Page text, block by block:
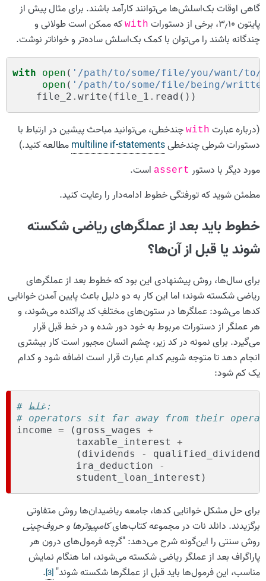
گاهی اوقات بک‌اسلش‌ها می‌توانند کارآمد باشند. برای مثال پیش از
پایتون ۳٫۱۰، برخی از دستورات
with که ممکن است طولانی و
چندگانه باشند را می‌توان با کمک بک‌اسلش ساده‌تر و خواناتر نوشت.
with open ( '/path/to/some/file/you/want/to/
open ( '/path/to/some/file/being/
file_2 . write ( file_1 . read ())
(درباره عبارت with چندخطی، می‌توانید مباحث پیشین در ارتباط با
دستورات شرطی چندخطیmultiline if-statementsمطالعه کنید.)
مورد دیگر با دستور assert است.
مطمئن شوید که تورفتگی خطوط ادامه‌دار را رعایت کنید.
خطوط باید بعد از عملگرهای ریاضی شکسته
شوند یا قبل از آن‌ها؟
برای سال‌ها، روش پیشنهادی این بود که خطوط بعد از عملگرهای
ریاضی شکسته شوند؛ اما این کار به دو دلیل باعث پایین آمدن خوانایی
کدها می‌شود: عملگرها در ستون‌های مختلفِ کد پراکنده می‌شوند، و
هر عملگر از دستورات مربوط به خود دور شده و در خط قبل قرار
می‌گیرد. برای نمونه در کد زیر، چشم انسان مجبور است کار بیشتری
انجام دهد تا متوجه شویم کدام عبارت قرار است اضافه شود و کدام
یک کم شود:
# غلط:
# operators sit far away from their
income = ( gross_wages
+
taxable_interest
+
( dividends -
qualified_dividends
ira_deduction
-
student_loan_interest )
برای حل مشکل خوانایی کدها، جامعه ریاضیدان‌ها روش متفاوتی
برگزیدند. دانلد نات در مجموعه کتاب‌هایکامپیوترها و حروف‌چینی
روش سنتی را این‌گونه شرح می‌دهد: ‌‌"گرچه فرمول‌های درون هر
پاراگراف بعد از عملگر ریاضی شکسته می‌شوند، اما هنگام نمایش
مناسب، این فرمول‌ها باید قبل از عملگرها شکسته شوند" [
3
]
.